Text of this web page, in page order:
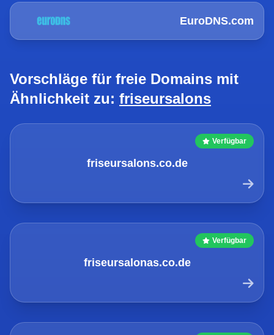
EuroDNS.com
Vorschläge für freie Domains mit
Ähnlichkeit zu: friseursalons
Verfügbar
friseursalons.co.de
Verfügbar
friseursalonas.co.de